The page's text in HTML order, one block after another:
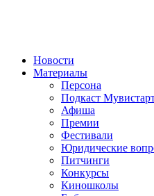
Новости
Материалы
Персона
Подкаст
Афиша
Премии
Фестивали
Юридические
Питчинги
Конкурсы
Киношколы